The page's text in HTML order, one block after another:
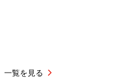
一覧を見る